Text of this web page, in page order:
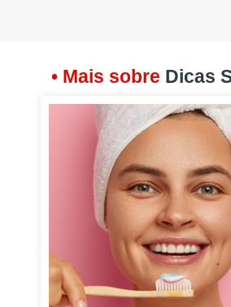
• Mais sobre Dicas